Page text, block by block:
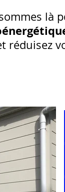
là
réduisez